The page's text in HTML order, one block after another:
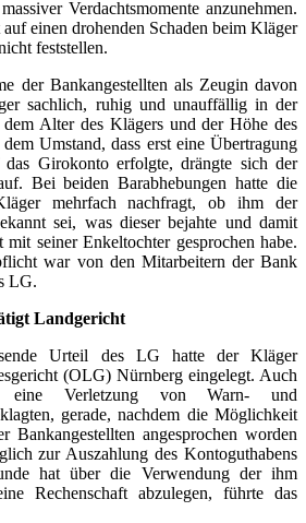
Verdachtsmomente anzunehmen.
einen drohenden Schaden beim Kläger
feststellen.
der Bankangestellten als Zeugin davon
sachlich, ruhig und unauffällig in der
Alter des Klägers und der Höhe des
Umstand, dass erst eine Übertragung
Girokonto erfolgte, drängte sich der
Bei beiden Barabhebungen hatte die
mehrfach nachfragt, ob ihm der
sei, was dieser bejahte und damit
mit seiner Enkeltochter gesprochen habe.
war von den Mitarbeitern der Bank
LG.
Landgericht
Urteil des LG hatte der Kläger
(OLG) Nürnberg eingelegt. Auch
eine Verletzung von Warn- und
gerade, nachdem die Möglichkeit
Bankangestellten angesprochen worden
zur Auszahlung des Kontoguthabens
hat über die Verwendung der ihm
Rechenschaft abzulegen, führte das